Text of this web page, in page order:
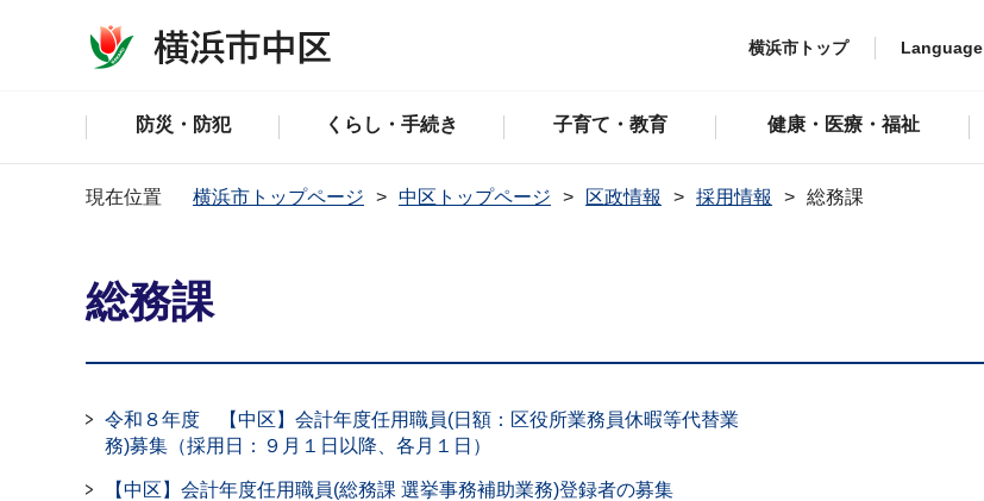
横浜市トップ Language
防災・防犯 くらし・手続き 子育て・教育 健康・医療・福祉
現在位置 横浜市トップページ 中区トップページ 区政情報 採用情報 総務課
総務課
令和８年度 【中区】会計年度任用職員(日額：区役所業務員休暇等代替業
務)募集（採用日：９月１日以降、各月１日）
【中区】会計年度任用職員(総務課 選挙事務補助業務)登録者の募集